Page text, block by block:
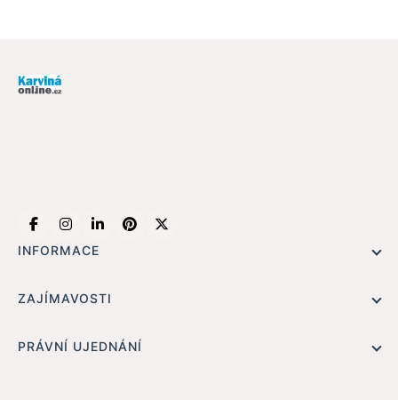
INFORMACE
Kontakt
ZAJÍMAVOSTI
PRÁVNÍ UJEDNÁNÍ